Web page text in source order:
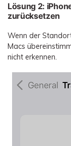
Lösung 2:
zurücksetzen
Wenn der
Macs
nicht erkennen.